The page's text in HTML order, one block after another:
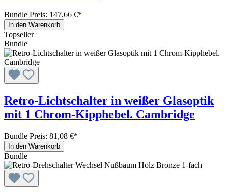
Bundle Preis: 147,66 €*
In den Warenkorb
Topseller
Bundle
Retro-Lichtschalter in weißer Glasoptik
mit 1 Chrom-Kipphebel. Cambridge
Bundle Preis: 81,08 €*
In den Warenkorb
Bundle